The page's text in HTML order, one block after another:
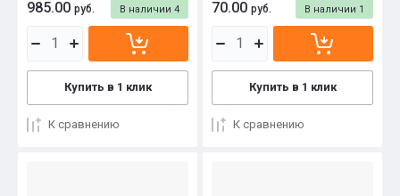
В наличии 4
985.00 руб.
Купить в 1 клик
К сравнению
В наличии 1
70.00 руб.
Купить в 1 клик
К сравнению